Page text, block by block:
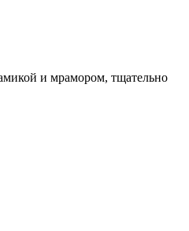
и мрамором, тщательно